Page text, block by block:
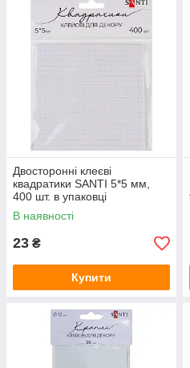
Двосторонні клеєві
квадратики SANTI 5*5 мм,
400 шт. в упаковці
В наявності
23 ₴
Купити